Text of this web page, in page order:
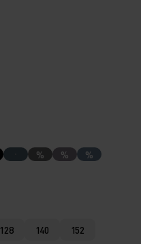
% %
%
128 140
152